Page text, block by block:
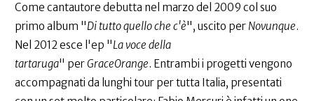
Come cantautore debutta nel marzo del 2009 col suo
primo album "Di tutto quello che c'è", uscito per Novunque.
Nel 2012 esce l'ep "La voce della
tartaruga" perGraceOrange. Entrambi i progetti vengono
accompagnati da lunghi tour per tutta Italia, presentati